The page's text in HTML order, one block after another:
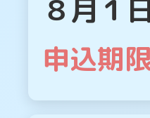
８月１
申込期